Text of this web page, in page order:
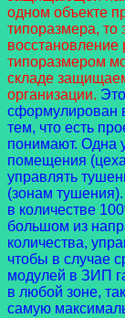
одном объекте
типоразмера, то
восстановление
типоразмером
складе
организации.
сформулирован
тем, что есть
понимают. Одна
помещения
управлять
(зонам
в количестве
большом из
количества,
чтобы в случае
модулей в ЗИП
в любой зоне,
самую